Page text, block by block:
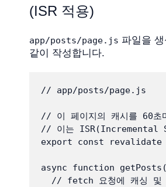
(ISR 적용)
app/posts/page.js 파일을
같이 작성합니다.
// app/posts/page.js
// 이 페이지의 캐시를 60초
// 이는 ISR(Incremental
export const revalidate
async function
// fetch 요청에 캐싱 및